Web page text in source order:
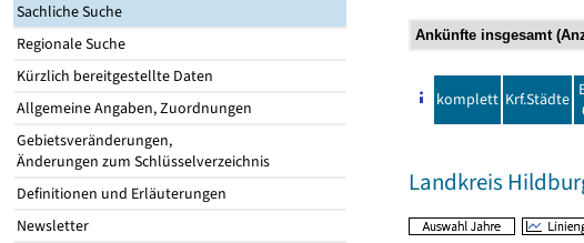
Sachliche Suche
Regionale Suche
Kürzlich bereitgestellte Daten
Allgemeine Angaben, Zuordnungen
Gebietsveränderungen,
Änderungen zum Schlüsselverzeichnis
Definitionen und Erläuterungen
Newsletter
komplett Krf.Städte
Landkreis